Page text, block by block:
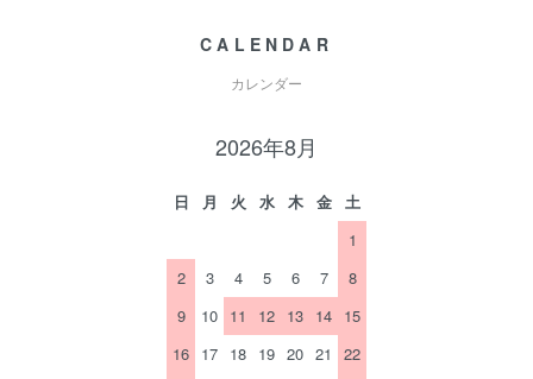
CALENDAR
カレンダー
2026年8月
日 月 火 水 木 金
土
1
2
3 4 5 6 7
8
9
10 11 12 13 14 15
16 17 18 19 20 21
22